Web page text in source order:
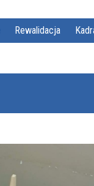
Rewalidacja